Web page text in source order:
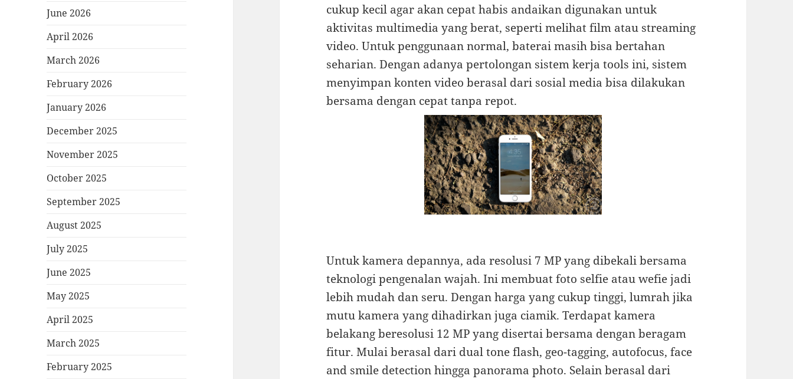
June 2026
April 2026
March 2026
February 2026
January 2026
December 2025
November 2025
October 2025
September 2025
August 2025
July 2025
June 2025
May 2025
April 2025
March 2025
February 2025
cukup kecil agar akan cepat habis andaikan digunakan untuk
aktivitas multimedia yang berat, seperti melihat film atau streaming
video. Untuk penggunaan normal, baterai masih bisa bertahan
seharian. Dengan adanya pertolongan sistem kerja tools ini, sistem
menyimpan konten video berasal dari sosial media bisa dilakukan
bersama dengan cepat tanpa repot.
Untuk kamera depannya, ada resolusi 7 MP yang dibekali bersama
teknologi pengenalan wajah. Ini membuat foto selfie atau wefie jadi
lebih mudah dan seru. Dengan harga yang cukup tinggi, lumrah jika
mutu kamera yang dihadirkan juga ciamik. Terdapat kamera
belakang beresolusi 12 MP yang disertai bersama dengan beragam
fitur. Mulai berasal dari dual tone flash, geo-tagging, autofocus, face
and smile detection hingga panorama photo. Selain berasal dari